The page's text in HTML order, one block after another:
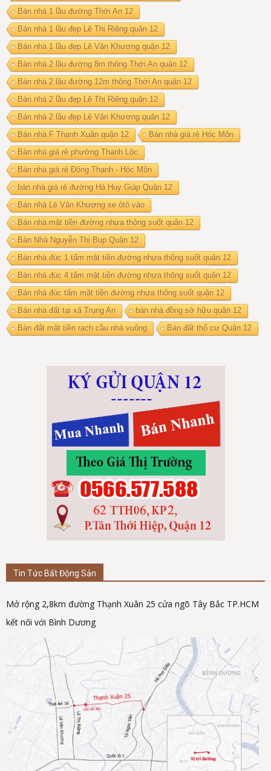
Bán nhà 1 lầu đường Thới An 12
Bán nhà 1 lầu đẹp Lê Thị Riêng quận 12
Bán nhà 1 lầu đẹp Lê Văn Khương quận 12
Bán nhà 2 lầu đường 8m thông Thới An quận 12
Bán nhà 2 lầu đường 12m thông Thới An quận 12
Bán nhà 2 lầu đẹp Lê Thị Riêng quận 12
Bán nhà 2 lầu đẹp Lê Văn Khương quận 12
Bán nhà F Thạnh Xuân quận 12
Bán nhà giá rẻ Hóc Môn
Bán nhà giá rẻ phường Thạnh Lộc
Bán nhà giá rẻ Đông Thạnh - Hóc Môn
bán nhà giá rẻ đường Hà Huy Giáp Quận 12
Bán nhà Lê Văn Khương xe ôtô vào
Bán nhà mặt tiền đường nhựa thông suốt quận 12
Bán Nhà Nguyễn Thị Bụp Quận 12
Bán nhà đúc 1 tấm mặt tiền đường nhựa thông suốt quận 12
Bán nhà đúc 4 tấm mặt tiền đường nhựa thông suốt quận 12
Bán nhà đúc tấm mặt tiền đường nhựa thông suốt quận 12
Bán nhà đất tại xã Trung An
bán nhà đồng sở hữu quận 12
Bán đất mặt tiền rạch cầu nhà vuông
Bán đất thổ cư Quận 12
Tin Tức Bất Động Sản
Mở rộng 2,8km đường Thạnh Xuân 25 cửa ngõ Tây Bắc TP.HCM
kết nối với Bình Dương